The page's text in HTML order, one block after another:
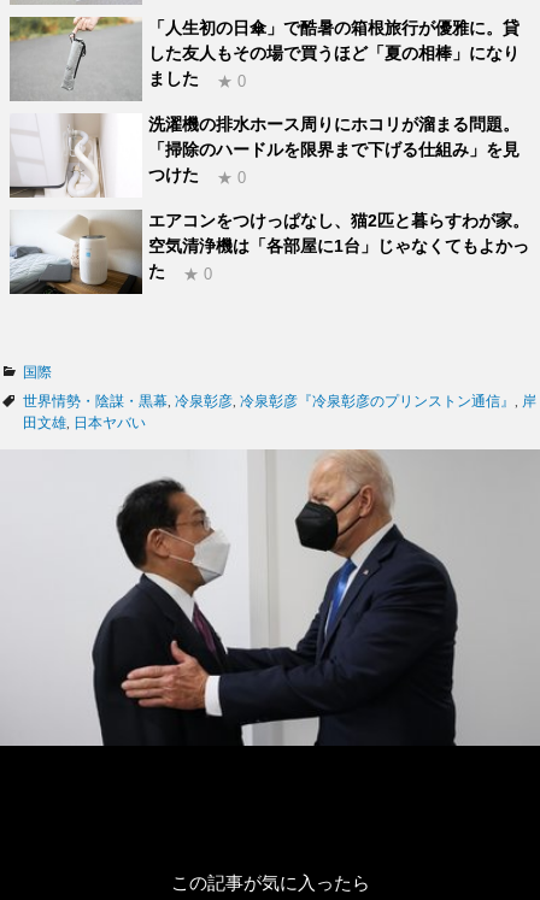
「人生初の日傘」で酷暑の箱根旅行が優雅に。貸
した友人もその場で買うほど「夏の相棒」になり
ました
★ 0
洗濯機の排水ホース周りにホコリが溜まる問題。
「掃除のハードルを限界まで下げる仕組み」を見
つけた
★ 0
エアコンをつけっぱなし、猫2匹と暮らすわが家。
空気清浄機は「各部屋に1台」じゃなくてもよかっ
た
★ 0
カ
テ
ゴ
国際
タ
グ
世界情勢・陰謀・黒幕 冷泉彰彦 冷泉彰彦『冷泉彰彦のプリンストン通信』
岸
田文雄
日本ヤバい
この記事が気に入ったら